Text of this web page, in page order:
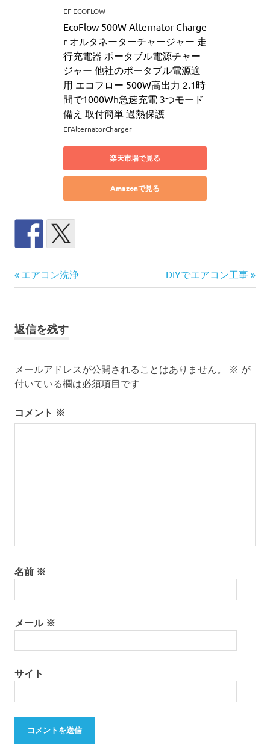
EF ECOFLOW
EcoFlow 500W Alternator Charge
r オルタネーターチャージャー 走
行充電器 ポータブル電源チャー
ジャー 他社のポータブル電源適
用 エコフロー 500W高出力 2.1時
間で1000Wh急速充電 3つモード
備え 取付簡単 過熱保護
EFAlternatorCharger
楽天市場で見る
Amazonで見る
SRNE
バ
ー
エ
フ
ロ
ー
ブ
ッ
リ
ン
酸
リ
チ
ム
投
ナ
ゲ
ー
シ
前
の
エアコン洗浄
次
の
DIYでエアコン工事
返信を残す
メールアドレスが公開されることはありません。 ※ が
付いている欄は必須項目です
コメント ※
名前 ※
メール ※
サイト